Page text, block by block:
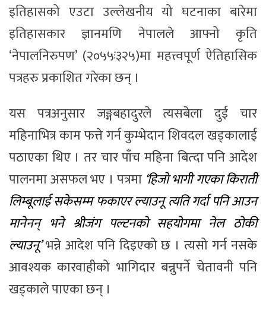
इतिहासको एउटा उल्लेखनीय यो घटनाका बारेमा
इतिहासकार ज्ञानमणि नेपालले आफ्नो कृति
‘नेपालनिरुपण’ (२०५५ः३२५)मा महत्त्वपूर्ण ऐतिहासिक
पत्रहरु प्रकाशित गरेका छन् ।
यस पत्रअनुसार जङ्गबहादुरले त्यसबेला दुई चार
महिनाभित्र काम फत्ते गर्न कुम्भेदान शिवदल खड्कालाई
पठाएका थिए । तर चार पाँच महिना बित्दा पनि आदेश
पालनमा असफल भए । पत्रमा ‘हिजो भागी गएका किराती
लिम्बूलाई सकेसम्म फकाएर ल्याउनू त्यति गर्दा पनि आउन
मानेनन् भने श्रीजंग पल्टनको सहयोगमा नेल ठोकी
ल्याउनू’भन्ने आदेश पनि दिइएको छ । त्यसो गर्न नसके
आवश्यक कारवाहीको भागिदार बन्नुपर्ने चेतावनी पनि
खड्काले पाएका छन् ।